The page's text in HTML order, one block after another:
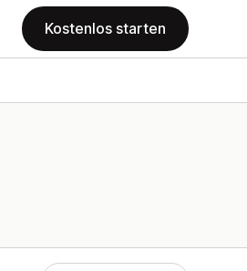
Kostenlos starten